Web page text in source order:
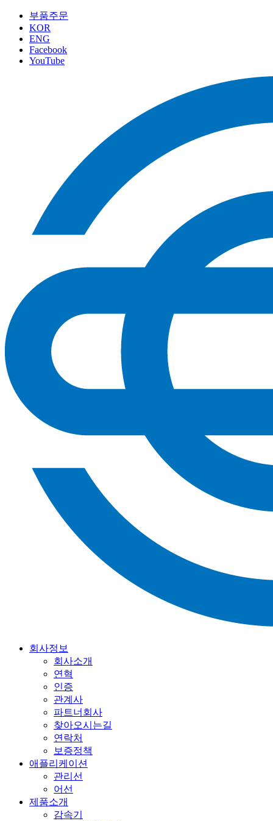
부품주문
KOR
ENG
Facebook
YouTube
회사정보
회사소개
연혁
인증
관계사
파트너회사
찾아오시는길
연락처
보증정책
애플리케이션
관리선
어선
제품소개
감속기